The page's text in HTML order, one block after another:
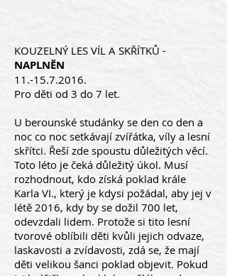
KOUZELNÝ LES VÍL A SKŘÍTKŮ -
NAPLNĚN
11.-15.7.2016.
Pro děti od 3 do 7 let.
U berounské studánky se den co den a
noc co noc setkávají zvířátka, víly a lesní
skřítci. Řeší zde spoustu důležitých věcí.
Toto léto je čeká důležitý úkol. Musí
rozhodnout, kdo získá poklad krále
Karla VI., který je kdysi požádal, aby jej v
létě 2016, kdy by se dožil 700 let,
odevzdali lidem. Protože si tito lesní
tvorové oblíbili děti kvůli jejich odvaze,
laskavosti a zvídavosti, zdá se, že mají
děti velikou šanci poklad objevit. Pokud